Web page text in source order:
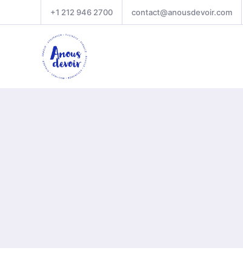
+1 212 946 2700 contact@anousdevoir.com